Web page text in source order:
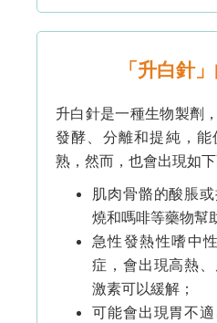
「升白針
升白針是一種生物製劑
發酵、分離和提純，
熟，然而，也會出現如下
肌肉骨骼的酸脹
燒和嗎啡等藥物幫
急性發熱性嗜中
症，會出現高熱
激素可以緩解；
可能會出現胃不